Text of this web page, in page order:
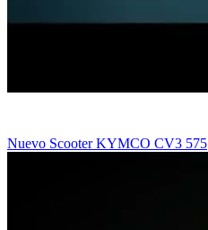
Nuevo Scooter KYMCO CV3 575